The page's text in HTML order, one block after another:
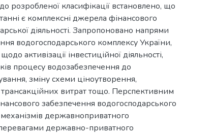
розробленої класифікації встановлено, що
є комплексні джерела фінансового
діяльності. Запропоновано напрями
водогосподарського комплексу України,
активізації інвестиційної діяльності,
процесу водозабезпечення до
зміну схеми ціноутворення,
витрат тощо. Перспективним
забезпечення водогосподарського
державноприватного
державно-приватного